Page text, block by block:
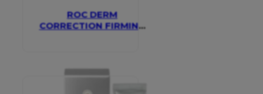
ROC DERM
CORRECTION FIRMING